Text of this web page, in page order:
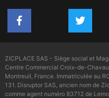
ZICPLACE SAS - Siège social et
Centre Commercial Croix-de-
Montreuil, France. Immatriculée au
131. Disruptor SAS, ancien nom de
comme agent numéro 83712 de